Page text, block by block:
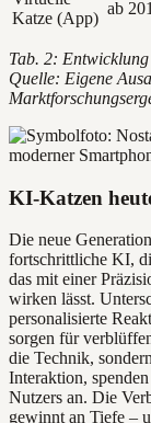
Katze (App)
ab
Tab. 2:
Quelle: Eigene
KI-Katzen
Die neue
fortschrittliche KI,
das mit einer
wirken lässt.
personalisierte
sorgen für
die Technik,
Interaktion,
Nutzers an. Die
gewinnt an Tiefe –